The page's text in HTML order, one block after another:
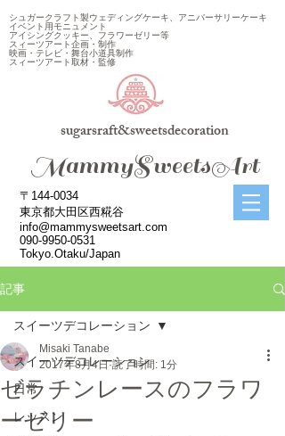
シュガークラフト製ウェディングケーキ、アニバーサリーケーキ
イベント用モニュメント
アイシングクッキー、フラワーゼリー等
スィーツアート企画・制作
映画・テレビ・舞台小道具制作
スィーツアート取材・監修
sugarsraft&sweetsdecoration
​MammySweetsArt
〒144-0034
東京都大田区西糀谷
info@mammysweetsart.com
090-9950-0531
Tokyo.Otaku/Japan
記事
スイーツデコレーション
日常
レッスン
スイーツデコレーション
ゼラチンレースのフラワ
ーゼリー
Misaki Tanabe
2017年8月4日 読了時間: 1分